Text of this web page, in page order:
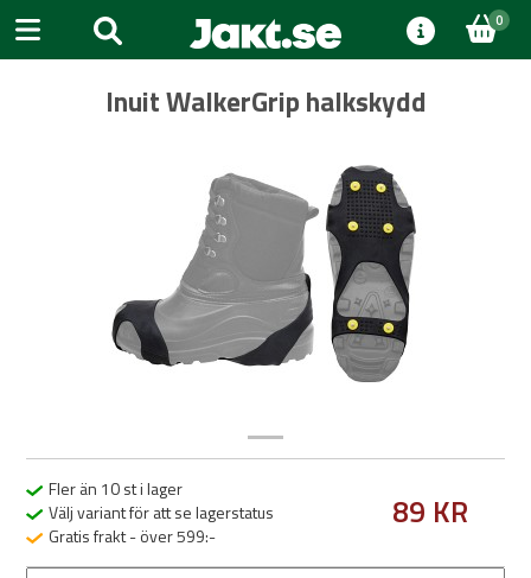
0
Inuit WalkerGrip halkskydd
Fler än 10 st i lager
Välj variant för att se lagerstatus
Gratis frakt - över 599:-
89 KR